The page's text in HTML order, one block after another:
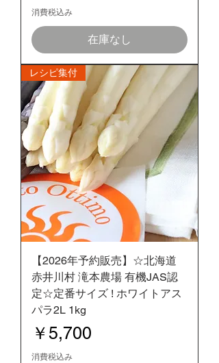
消費税込み
在庫なし
レシピ集付
【2026年予約販売】☆北海道
赤井川村 滝本農場 有機JAS認
定☆定番サイズ ! ホワイトアス
パラ2L 1kg
価格
￥5,700
消費税込み